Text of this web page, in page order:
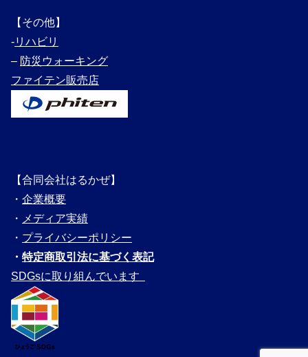
【その他】
‐リハビリ
– 防災ウォーキング
ファイテン販売店
【合同会社はるかぜ】
・ 企業概要
・ メディ ア実績
・ プライバシーポリシー
・ 特定商取引法に基づく表記
SDGsに取り組んでいます